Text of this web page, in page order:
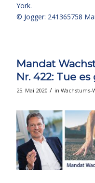
York.
© Jogger: 241365758
Mandat
Nr. 422: Tue es
25. Mai 2020 / in Wachstums-